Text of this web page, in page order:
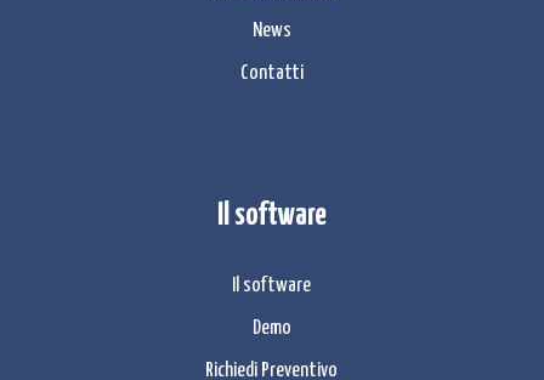
News
Contatti
Il software
Il software
Demo
Richiedi Preventivo